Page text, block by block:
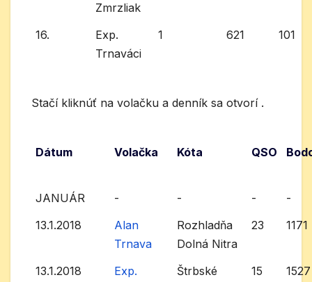
Zmrzliak
16.
Exp.
Trnaváci
1 621 101
Stačí kliknúť na volačku a denník sa otvorí .
Dátum Volačka Kóta QSO
JANUÁR - - -
-
13.1.2018
Alan
Trnava
Rozhladňa
Dolná Nitra
23 1171
13.1.2018
Exp.
Štrbské
15 1527